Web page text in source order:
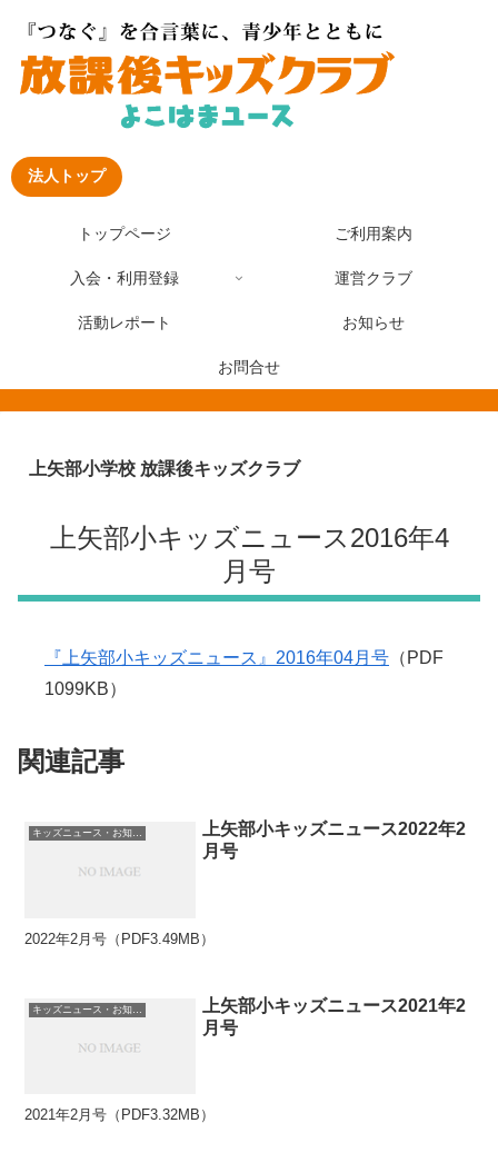
法人トップ
トップページ ご利用案内
入会・利用登録 運営クラブ
活動レポート お知らせ
お問合せ
上矢部小学校 放課後キッズクラブ
上矢部小キッズニュース2016年4
月号
『上矢部小キッズニュース』2016年04月号 （PDF
1099KB）
関連記事
キッズニュース・お知らせ
上矢部小キッズニュース2022年2
月号
2022年2月号（PDF3.49MB）
上矢部小キッズニュース2021年2
月号
2021年2月号（PDF3.32MB）